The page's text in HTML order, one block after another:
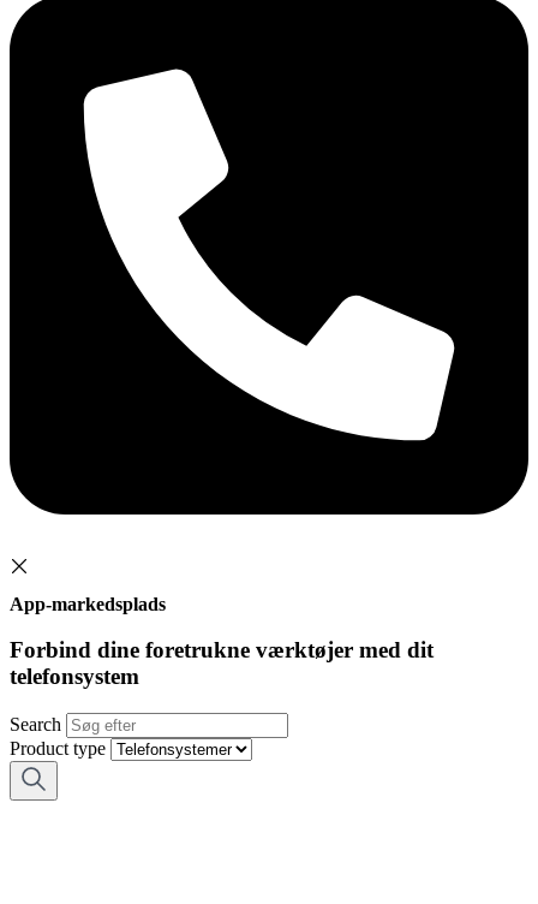
App-markedsplads
Forbind dine foretrukne værktøjer med dit
telefonsystem
Search
Product type